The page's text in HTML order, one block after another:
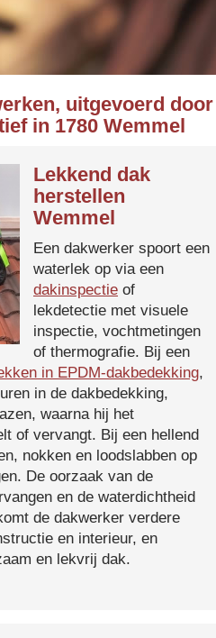
uitgevoerd door
in 1780 Wemmel
Lekkend dak
herstellen
Wemmel
Een dakwerker spoort een
waterlek op via een
dakinspectie of
lekdetectie met visuele
inspectie, vochtmetingen
of thermografie. Bij een
in EPDM-dakbedekking,
in de dakbedekking,
waarna hij het
of vervangt. Bij een hellend
nokken en loodslabben op
De oorzaak van de
en de waterdichtheid
de dakwerker verdere
en interieur, en
en lekvrij dak.